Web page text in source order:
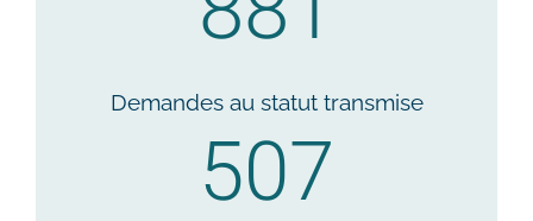
Demandes au statut transmise
507